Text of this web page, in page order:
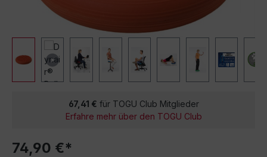
67,41 € für TOGU Club Mitglieder
Erfahre mehr über den TOGU Club
74,90 €*